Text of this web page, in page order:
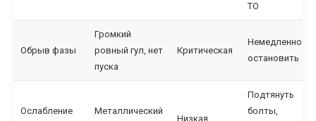
ТО
Обрыв фазы
Громкий
ровный гул, нет
пуска
Критическая
Немедленно
остановить
Ослабление Металлический
Низкая
Подтянуть
болты,